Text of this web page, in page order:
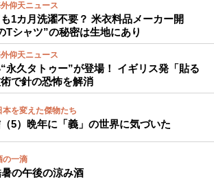
仰天ニュース
1カ月洗濯不要？ 米衣料品メーカー開
Tシャツ”の秘密は生地にあり
仰天ニュース
永久タトゥー”が登場！ イギリス発「貼る
で針の恐怖を解消
本を変えた傑物たち
（5）晩年に「義」の世界に気づいた
の一滴
暑の午後の涼み酒